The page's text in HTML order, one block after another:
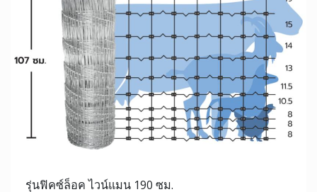
รุ่นฟิคซ์ล็อค ไวน์แมน 190 ซม.